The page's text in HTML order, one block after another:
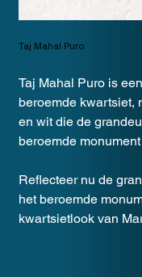
Taj Mahal Puro
Taj Mahal Puro is
beroemde kwartsiet,
en wit die de
beroemde
Reflecteer nu de
het beroemde
kwartsietlook van